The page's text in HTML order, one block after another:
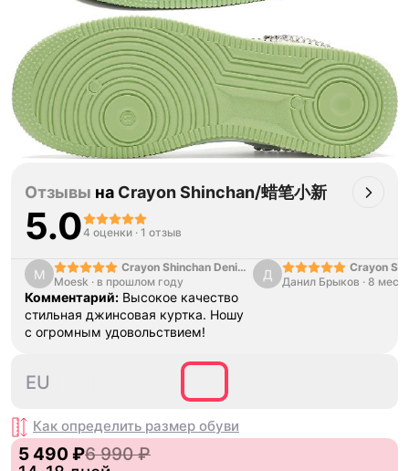
Отзывы на Crayon Shinchan/蜡笔小新
5.04 оценки · 1 отзыв
M
Crayon Shinchan Denim
Jacket
Moesk · в прошлом году
Комментарий: Высокое качество
стильная джинсовая куртка. Ношу
с огромным удовольствием!
Д
Crayon
Sweater
Данил Брыков · 8
EU
Как определить размер обуви
5 490 ₽6 990 ₽